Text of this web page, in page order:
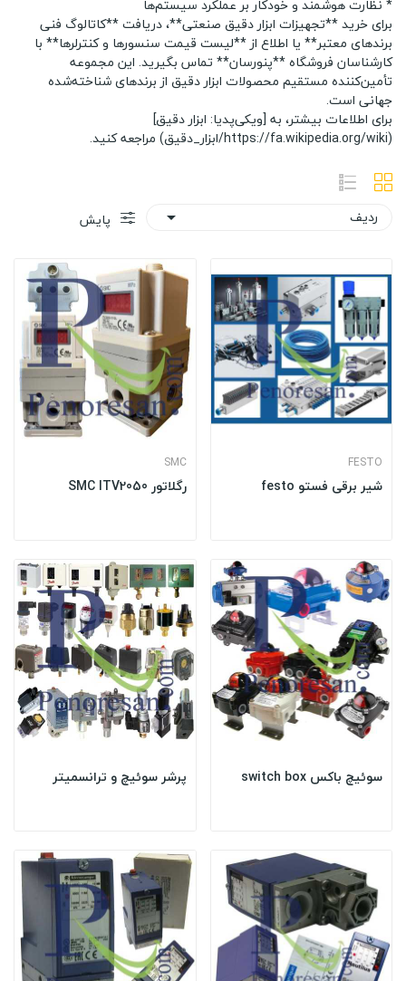
* نظارت هوشمند و خودکار بر عملکرد سیستم‌ها
برای خرید **تجهیزات ابزار دقیق صنعتی**، دریافت **کاتالوگ فنی
برندهای معتبر** یا اطلاع از **لیست قیمت سنسورها و کنترلرها** با
کارشناسان فروشگاه **پنورسان** تماس بگیرید. این مجموعه
تأمین‌کننده مستقیم محصولات ابزار دقیق از برندهای شناخته‌شده
جهانی است.
برای اطلاعات بیشتر، به [ویکی‌پدیا: ابزار دقیق]
(
https://fa.wikipedia.org/wiki/ ابزار_دقیق) مراجعه کنید.
ردیف 
FESTO
شیر برقی فستو festo
SMC
رگلاتور SMC ITV2050
سوئیچ باکس switch box پرشر سوئیچ و ترانسمیتر